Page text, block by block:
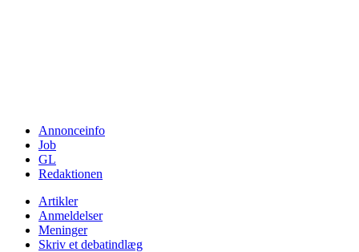
Annonceinfo
Job
GL
Redaktionen
Artikler
Anmeldelser
Meninger
Skriv et debatindlæg